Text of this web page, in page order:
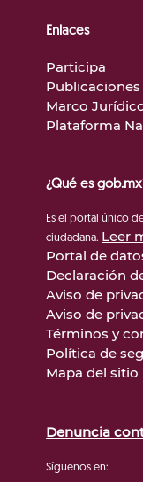
Enlaces
Participa
Marco
Plataforma
¿Qué es
Es el portal único
ciudadana. Leer
Portal de
Declaración
Aviso de
Aviso de
Términos y
Política de
Mapa del sitio
Denuncia
Síguenos en: